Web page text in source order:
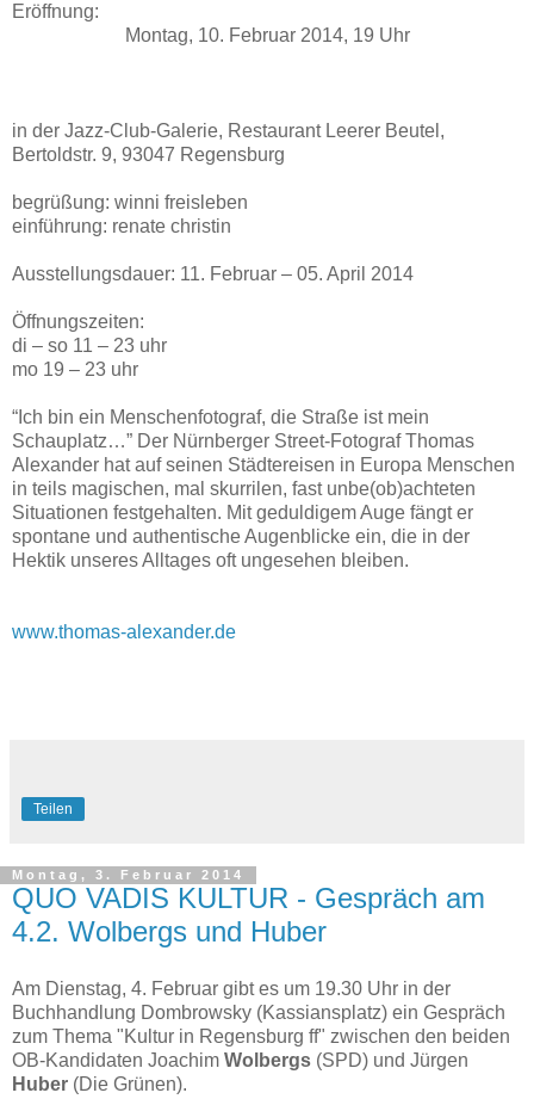
Eröffnung:
Montag, 10. Februar 2014, 19 Uhr
in der Jazz-Club-Galerie, Restaurant Leerer Beutel,
Bertoldstr. 9, 93047 Regensburg
begrüßung: winni freisleben
einführung: renate christin
Ausstellungsdauer: 11. Februar – 05. April 2014
Öffnungszeiten:
di – so 11 – 23 uhr
mo 19 – 23 uhr
“Ich bin ein Menschenfotograf, die Straße ist mein
Schauplatz…” Der Nürnberger Street-Fotograf Thomas
Alexander hat auf seinen Städtereisen in Europa Menschen
in teils magischen, mal skurrilen, fast unbe(ob)achteten
Situationen festgehalten. Mit geduldigem Auge fängt er
spontane und authentische Augenblicke ein, die in der
Hektik unseres Alltages oft ungesehen bleiben.
www.thomas-alexander.de
Teilen
Montag, 3. Februar 2014
QUO VADIS KULTUR - Gespräch am
4.2. Wolbergs und Huber
Am Dienstag, 4. Februar gibt es um 19.30 Uhr in der
Buchhandlung Dombrowsky (Kassiansplatz) ein Gespräch
zum Thema "Kultur in Regensburg ff" zwischen den beiden
OB-Kandidaten Joachim Wolbergs (SPD) und Jürgen
Huber (Die Grünen).